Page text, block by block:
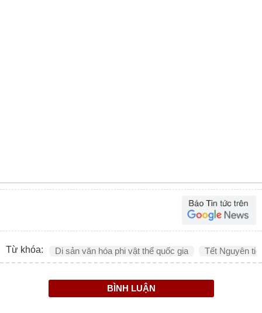
Từ khóa: Di sản văn hóa phi vật thể quốc gia Tết Nguyên
BÌNH LUẬN